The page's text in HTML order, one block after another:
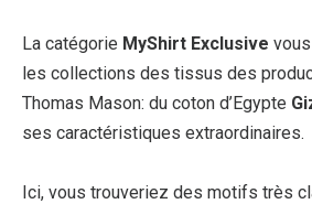
La catégorie MyShirt Exclusive
les collections des tissus des
Thomas Mason: du coton d’Egypte
ses caractéristiques extraordinaires.
Ici, vous trouveriez des motifs très